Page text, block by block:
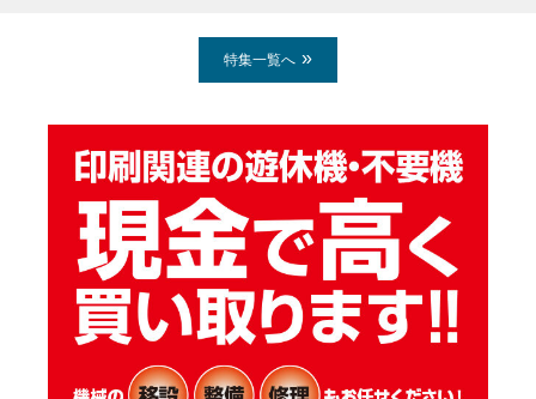
特集一覧へ